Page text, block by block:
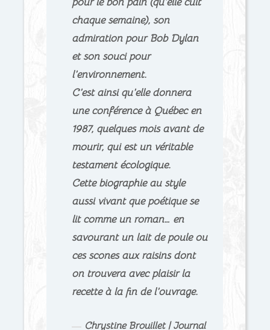
chaque semaine), son
admiration pour Bob Dylan
et son souci pour
l’environnement.
C’est ainsi qu’elle donnera
une conférence à Québec en
1987, quelques mois avant de
mourir, qui est un véritable
testament écologique.
Cette biographie au style
aussi vivant que poétique se
lit comme un roman… en
savourant un lait de poule ou
ces scones aux raisins dont
on trouvera avec plaisir la
recette à la fin de l’ouvrage.
Chrystine Brouillet | Journal